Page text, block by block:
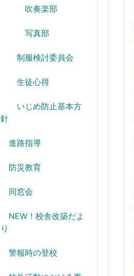
吹奏楽部
写真部
制服検討委員会
生徒心得
いじめ防止基本方
針
進路指導
防災教育
同窓会
NEW！校舎改築だよ
り
警報時の登校